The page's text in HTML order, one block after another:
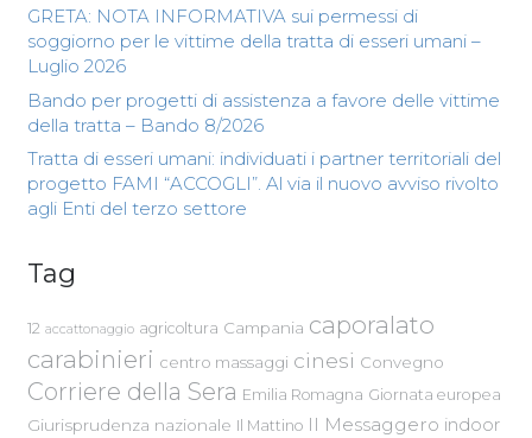
GRETA: NOTA INFORMATIVA sui permessi di
soggiorno per le vittime della tratta di esseri umani –
Luglio 2026
Bando per progetti di assistenza a favore delle vittime
della tratta – Bando 8/2026
Tratta di esseri umani: individuati i partner territoriali del
progetto FAMI “ACCOGLI”. Al via il nuovo avviso rivolto
agli Enti del terzo settore
Tag
12 accattonaggio agricoltura Campania caporalato
carabinieri centro massaggi cinesi Convegno
Corriere della Sera Emilia Romagna Giornata europea
Giurisprudenza nazionale Il Mattino Il Messaggero indoor